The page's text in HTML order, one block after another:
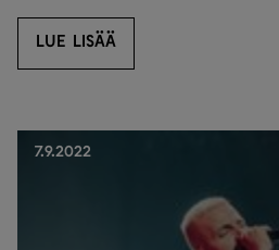
LUE LISÄÄ
LUE LISÄÄ
7.9.2022